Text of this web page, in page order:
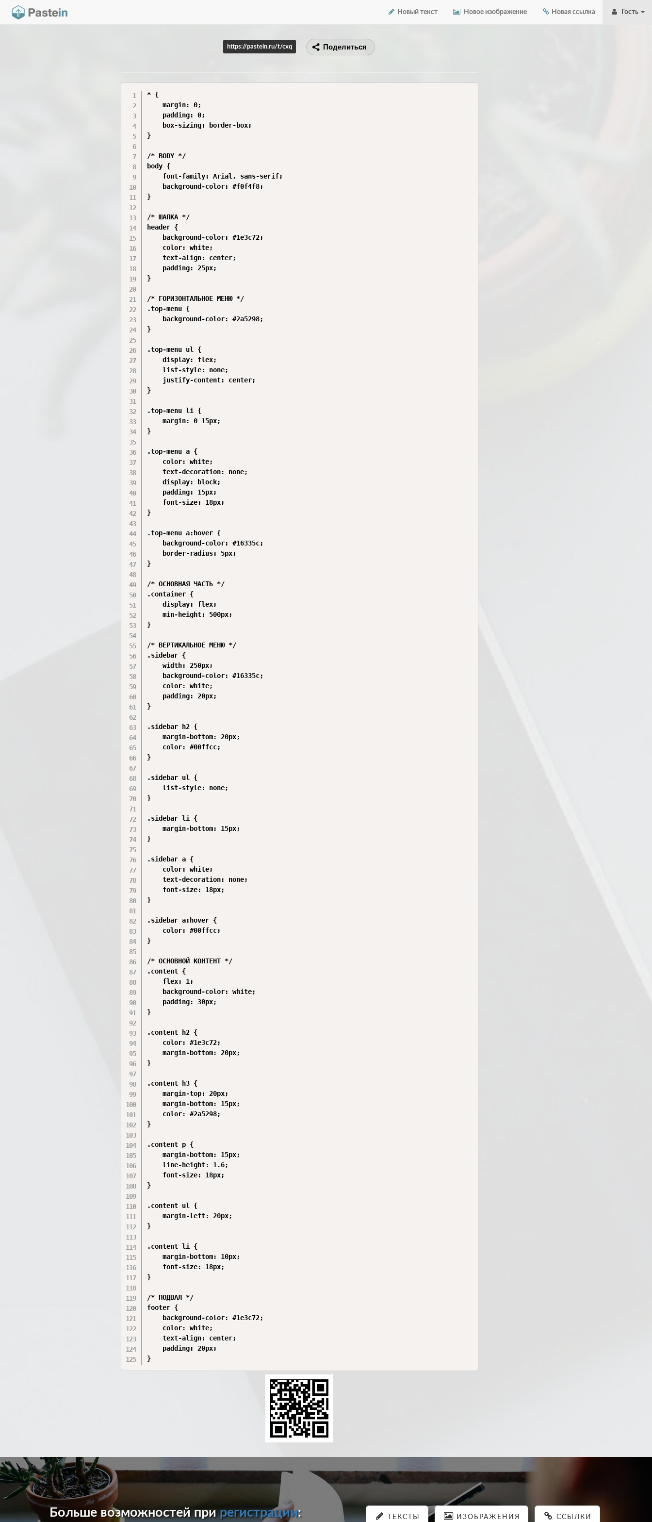
Новый текст Новое изображение Новая ссылка Гость
https://pastein.ru/t/cxq Поделиться
* {
    margin: 0;
    padding: 0;
    box-sizing: border-box;
}
/* BODY */
body {
    font-family: Arial, sans-serif;
    background-color: #f0f4f8;
}
/* ШАПКА */
header {
    background-color: #1e3c72;
    color: white;
    text-align: center;
    padding: 25px;
}
/* ГОРИЗОНТАЛЬНОЕ МЕНЮ */
.top-menu {
    background-color: #2a5298;
}
.top-menu ul {
    display: flex;
    list-style: none;
    justify-content: center;
}
.top-menu li {
    margin: 0 15px;
}
.top-menu a {
    color: white;
    text-decoration: none;
    display: block;
    padding: 15px;
    font-size: 18px;
}
.top-menu a:hover {
    background-color: #16335c;
    border-radius: 5px;
}
/* ОСНОВНАЯ ЧАСТЬ */
.container {
    display: flex;
    min-height: 500px;
}
/* ВЕРТИКАЛЬНОЕ МЕНЮ */
.sidebar {
    width: 250px;
    background-color: #16335c;
    color: white;
    padding: 20px;
}
.sidebar h2 {
    margin-bottom: 20px;
    color: #00ffcc;
}
.sidebar ul {
    list-style: none;
}
.sidebar li {
    margin-bottom: 15px;
}
.sidebar a {
    color: white;
    text-decoration: none;
    font-size: 18px;
}
.sidebar a:hover {
    color: #00ffcc;
}
/* ОСНОВНОЙ КОНТЕНТ */
.content {
    flex: 1;
    background-color: white;
    padding: 30px;
}
.content h2 {
    color: #1e3c72;
    margin-bottom: 20px;
}
.content h3 {
    margin-top: 20px;
    margin-bottom: 15px;
    color: #2a5298;
}
.content p {
    margin-bottom: 15px;
    line-height: 1.6;
    font-size: 18px;
}
.content ul {
    margin-left: 20px;
}
.content li {
    margin-bottom: 10px;
    font-size: 18px;
}
/* ПОДВАЛ */
footer {
    background-color: #1e3c72;
    color: white;
    text-align: center;
    padding: 20px;
}
Больше возможностей прирегистрации: ТЕКСТЫ ИЗОБРАЖЕНИЯ ССЫЛКИ